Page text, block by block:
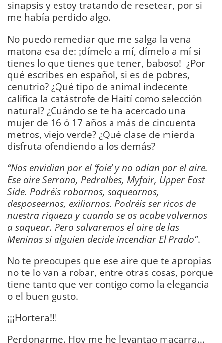
sinapsis y estoy tratando de resetear, por si
me había perdido algo.
No puedo remediar que me salga la vena
matona esa de: ¡dímelo a mí, dímelo a mí si
tienes lo que tienes que tener, baboso! ¿Por
qué escribes en español, si es de pobres,
cenutrio? ¿Qué tipo de animal indecente
califica la catástrofe de Haití como selección
natural? ¿Cuándo se te ha acercado una
mujer de 16 ó 17 años a más de cincuenta
metros, viejo verde? ¿Qué clase de mierda
disfruta ofendiendo a los demás?
“Nos envidian por el ‘foie’ y no odian por el aire.
Ese aire Serrano, Pedralbes, Myfair, Upper East
Side. Podréis robarnos, saquearnos,
desposeernos, exiliarnos. Podréis ser ricos de
nuestra riqueza y cuando se os acabe volvernos
a saquear. Pero salvaremos el aire de las
Meninas si alguien decide incendiar El Prado”.
No te preocupes que ese aire que te apropias
no te lo van a robar, entre otras cosas, porque
tiene tanto que ver contigo como la elegancia
o el buen gusto.
¡¡¡Hortera!!!
Perdonarme. Hoy me he levantao macarra…